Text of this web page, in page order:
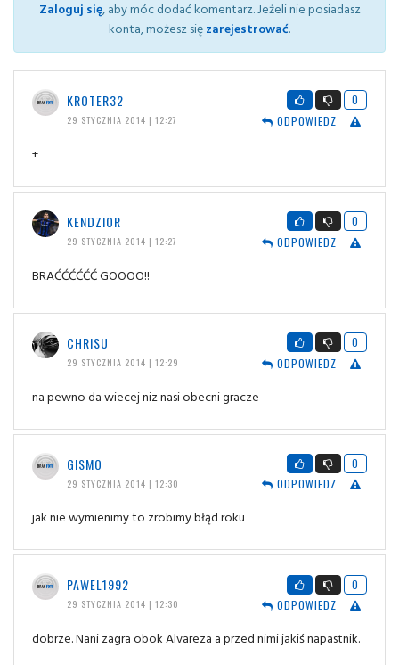
Zaloguj się, aby móc dodać komentarz. Jeżeli nie posiadasz
konta, możesz sięzarejestrować.
KROTER32
29 STYCZNIA 2014 | 12:27
0
ODPOWIEDZ
+
KENDZIOR
29 STYCZNIA 2014 | 12:27
0
ODPOWIEDZ
BRAĆĆĆĆĆĆ GOOOO!!
CHRISU
29 STYCZNIA 2014 | 12:29
0
ODPOWIEDZ
na pewno da wiecej niz nasi obecni gracze
GISMO
29 STYCZNIA 2014 | 12:30
0
ODPOWIEDZ
jak nie wymienimy to zrobimy błąd roku
PAWEL1992
29 STYCZNIA 2014 | 12:30
0
ODPOWIEDZ
dobrze. Nani zagra obok Alvareza a przed nimi jakiś napastnik.